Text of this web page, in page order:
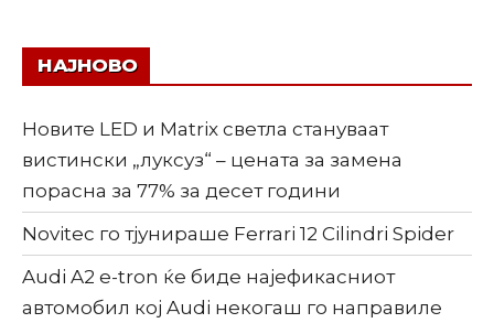
НАЈНОВО
Новите LED и Matrix светла стануваат
вистински „луксуз“ – цената за замена
порасна за 77% за десет години
Novitec го тјунираше Ferrari 12 Cilindri Spider
Audi A2 e-tron ќе биде најефикасниот
автомобил кој Audi некогаш го направиле